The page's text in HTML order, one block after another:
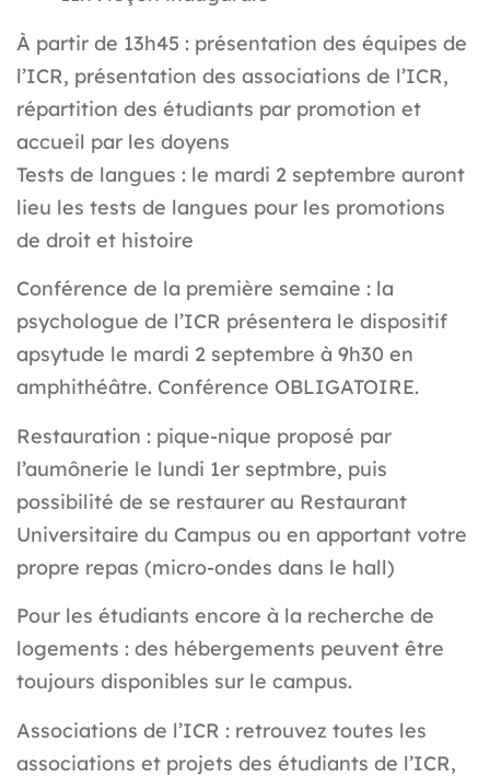
À partir de 13h45 : présentation des équipes de
l’ICR, présentation des associations de l’ICR,
répartition des étudiants par promotion et
accueil par les doyens
Tests de langues : le mardi 2 septembre auront
lieu les tests de langues pour les promotions
de droit et histoire
Conférence de la première semaine : la
psychologue de l’ICR présentera le dispositif
apsytude le mardi 2 septembre à 9h30 en
amphithéâtre. Conférence OBLIGATOIRE.
Restauration : pique-nique proposé par
l’aumônerie le lundi 1er septmbre, puis
possibilité de se restaurer au Restaurant
Universitaire du Campus ou en apportant votre
propre repas (micro-ondes dans le hall)
Pour les étudiants encore à la recherche de
logements : des hébergements peuvent être
toujours disponibles sur le campus.
Associations de l’ICR : retrouvez toutes les
associations et projets des étudiants de l’ICR,